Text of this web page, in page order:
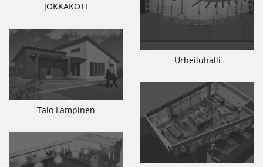
JOKKAKOTI
Urheiluhalli
Talo Lampinen